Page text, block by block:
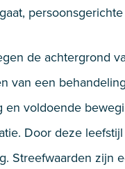
de achtergrond
van een
voldoende
Door deze
Streefwaarden zijn